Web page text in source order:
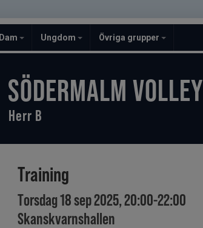
Dam Ungdom Övriga grupper
SÖDERMALM VOLLEY
Herr B
Training
Torsdag 18 sep 2025, 20:00-22:00
Skanskvarnshallen